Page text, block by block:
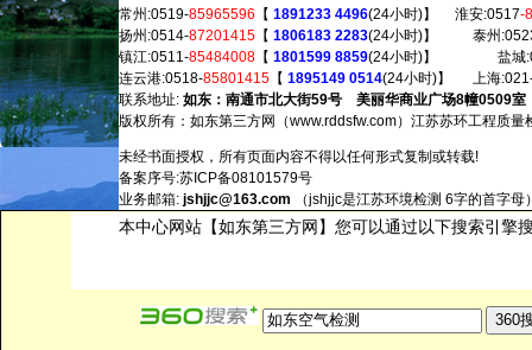
常州:0519-85965596 【 1891233 4496(24小时)】 淮安:0517-
扬州:0514-87201415【 1806183 2283(24小时)】 泰州
镇江:0511-85484008【 1801599 8859(24小时)】 盐城
连云港:0518-85801415【 1895149 0514(24小时)】 上海
联系地址: 如东：南通市北大街59号 美丽华商业广场8幢0509室
版权所有：如东第三方网（www.rddsfw.com）江苏苏环工程质量
未经书面授权，所有页面内容不得以任何形式复制或转载!
备案序号:苏ICP备08101579号
业务邮箱:jshjjc@163.com （jshjjc是江苏环境检测 6字的首字母
本中心网站【如东第三方网】您可以通过以下搜索引擎